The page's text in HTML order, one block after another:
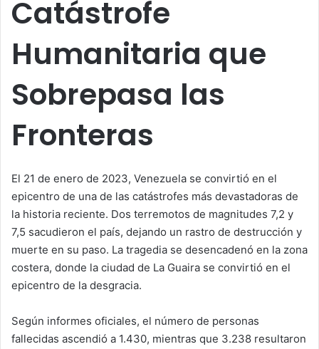
Catástrofe
Humanitaria que
Sobrepasa las
Fronteras
El 21 de enero de 2023, Venezuela se convirtió en el
epicentro de una de las catástrofes más devastadoras de
la historia reciente. Dos terremotos de magnitudes 7,2 y
7,5 sacudieron el país, dejando un rastro de destrucción y
muerte en su paso. La tragedia se desencadenó en la zona
costera, donde la ciudad de La Guaira se convirtió en el
epicentro de la desgracia.
Según informes oficiales, el número de personas
fallecidas ascendió a 1.430, mientras que 3.238 resultaron